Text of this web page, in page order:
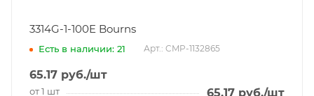
3314G-1-100E Bourns
Есть в наличии: 21 Арт.: CMP-1132865
65.17 руб./шт
от 1 шт 65.17 руб./шт